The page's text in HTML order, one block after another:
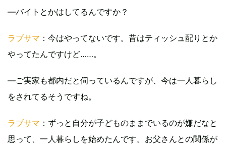
―バイトとかはしてるんですか？
ラブサマ ：今はやってないです。昔はティッシュ配りとか
やってたんですけど……。
―ご実家も都内だと伺っているんですが、今は一人暮らし
をされてるそうですね。
ラブサマ ：ずっと自分が子どものままでいるのが嫌だなと
思って、一人暮らしを始めたんです。お父さんとの関係が